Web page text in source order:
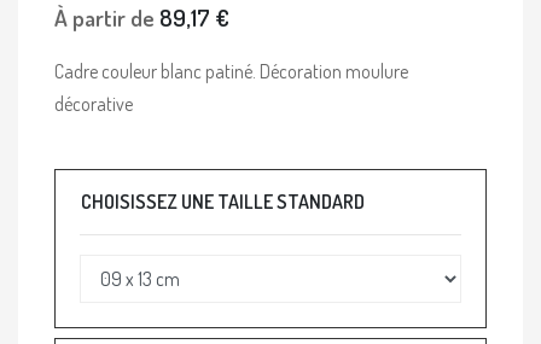
À partir de 89,17 €
Cadre couleur blanc patiné. Décoration moulure
décorative
CHOISISSEZ UNE TAILLE STANDARD